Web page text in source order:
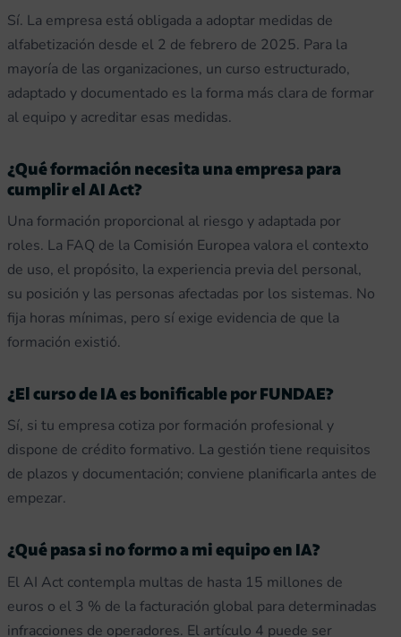
Sí. La empresa está obligada a adoptar medidas de
alfabetización desde el 2 de febrero de 2025. Para la
mayoría de las organizaciones, un curso estructurado,
adaptado y documentado es la forma más clara de formar
al equipo y acreditar esas medidas.
¿Qué formación necesita una empresa para
cumplir el AI Act?
Una formación proporcional al riesgo y adaptada por
roles. La FAQ de la Comisión Europea valora el contexto
de uso, el propósito, la experiencia previa del personal,
su posición y las personas afectadas por los sistemas. No
fija horas mínimas, pero sí exige evidencia de que la
formación existió.
¿El curso de IA es bonificable por FUNDAE?
Sí, si tu empresa cotiza por formación profesional y
dispone de crédito formativo. La gestión tiene requisitos
de plazos y documentación; conviene planificarla antes de
empezar.
¿Qué pasa si no formo a mi equipo en IA?
El AI Act contempla multas de hasta 15 millones de
euros o el 3 % de la facturación global para determinadas
infracciones de operadores. El artículo 4 puede ser